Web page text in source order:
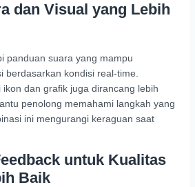
dan Visual yang Lebih
panduan suara yang mampu
berdasarkan kondisi real-time.
ikon dan grafik juga dirancang lebih
penolong memahami langkah yang
ini mengurangi keraguan saat
untuk Kualitas
Baik